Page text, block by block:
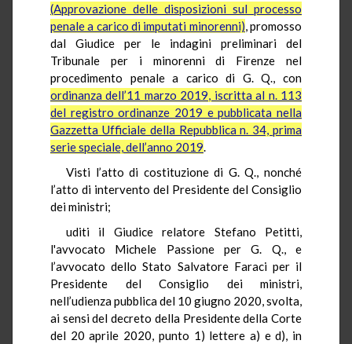
(Approvazione delle disposizioni sul processo
penale a carico di imputati minorenni), promosso
dal Giudice per le indagini preliminari del
Tribunale per i minorenni di Firenze nel
procedimento penale a carico di G. Q., con
ordinanza dell’11 marzo 2019, iscritta al n. 113
del registro ordinanze 2019 e pubblicata nella
Gazzetta Ufficiale della Repubblica n. 34, prima
serie speciale, dell’anno 2019.
Visti l’atto di costituzione di G. Q., nonché
l’atto di intervento del Presidente del Consiglio
dei ministri;
uditi il Giudice relatore Stefano Petitti,
l'avvocato Michele Passione per G. Q., e
l’avvocato dello Stato Salvatore Faraci per il
Presidente del Consiglio dei ministri,
nell’udienza pubblica del 10 giugno 2020, svolta,
ai sensi del decreto della Presidente della Corte
del 20 aprile 2020, punto 1) lettere a) e d), in